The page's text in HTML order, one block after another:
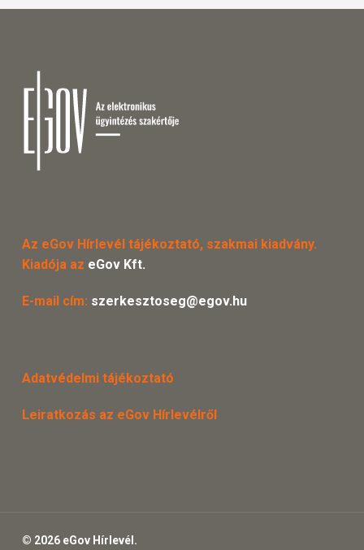
Az eGov Hírlevél tájékoztató, szakmai kiadvány.
Kiadója az eGov Kft.
E-mail cím: szerkesztoseg@egov.hu
Adatvédelmi tájékoztató
Leiratkozás az eGov Hírlevélről
© 2026 eGov Hírlevél.